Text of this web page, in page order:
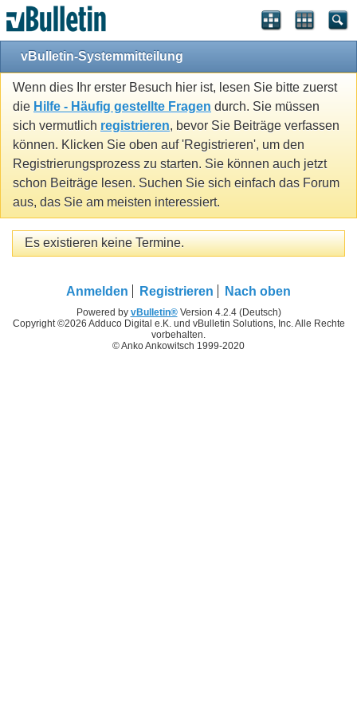
vBulletin-Systemmitteilung
Wenn dies Ihr erster Besuch hier ist, lesen Sie bitte zuerst
die Hilfe - Häufig gestellte Fragen durch. Sie müssen
sich vermutlich registrieren, bevor Sie Beiträge verfassen
können. Klicken Sie oben auf 'Registrieren', um den
Registrierungsprozess zu starten. Sie können auch jetzt
schon Beiträge lesen. Suchen Sie sich einfach das Forum
aus, das Sie am meisten interessiert.
Es existieren keine Termine.
Anmelden Registrieren Nach oben
Powered by vBulletin®Version 4.2.4 (Deutsch)
Copyright ©2026 Adduco Digital e.K. und vBulletin Solutions, Inc. Alle Rechte
vorbehalten.
© Anko Ankowitsch 1999-2020